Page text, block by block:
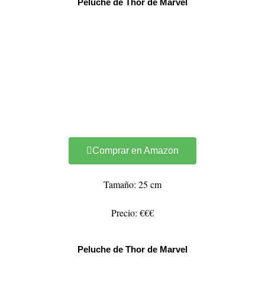
Comprar en Amazon
Tamaño: 25 cm
Precio: €€€
Peluche de Thor de Marvel